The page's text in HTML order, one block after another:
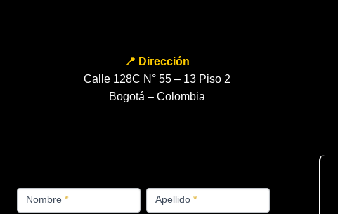
📍 Dirección
Calle 128C N° 55 – 13 Piso 2
Bogotá – Colombia
PRODUCTOS
Nombre * Apellido *